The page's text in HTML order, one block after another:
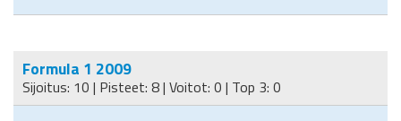
Formula 1 2009
Sijoitus: 10 | Pisteet: 8 | Voitot: 0 | Top 3: 0